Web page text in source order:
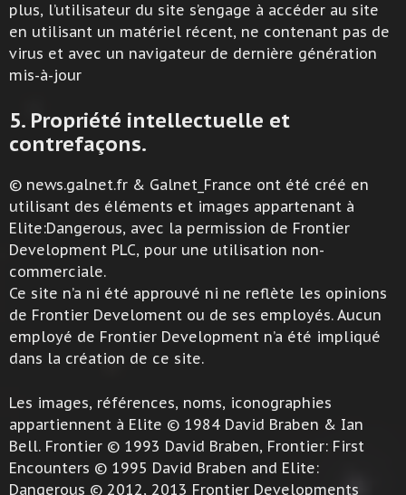
plus, l’utilisateur du site s’engage à accéder au site
en utilisant un matériel récent, ne contenant pas de
virus et avec un navigateur de dernière génération
mis-à-jour
5. Propriété intellectuelle et
contrefaçons.
© news.galnet.fr & Galnet_France ont été créé en
utilisant des éléments et images appartenant à
Elite:Dangerous, avec la permission de Frontier
Development PLC, pour une utilisation non-
commerciale.
Ce site n’a ni été approuvé ni ne reflète les opinions
de Frontier Develoment ou de ses employés. Aucun
employé de Frontier Development n’a été impliqué
dans la création de ce site.
Les images, références, noms, iconographies
appartiennent à Elite © 1984 David Braben & Ian
Bell. Frontier © 1993 David Braben, Frontier: First
Encounters © 1995 David Braben and Elite:
Dangerous © 2012, 2013 Frontier Developments